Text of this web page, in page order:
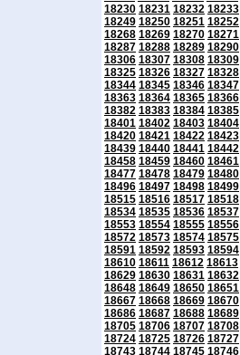
18230 18231 18232 18233
18249 18250 18251 18252
18268 18269 18270 18271
18287 18288 18289 18290
18306 18307 18308 18309
18325 18326 18327 18328
18344 18345 18346 18347
18363 18364 18365 18366
18382 18383 18384 18385
18401 18402 18403 18404
18420 18421 18422 18423
18439 18440 18441 18442
18458 18459 18460 18461
18477 18478 18479 18480
18496 18497 18498 18499
18515 18516 18517 18518
18534 18535 18536 18537
18553 18554 18555 18556
18572 18573 18574 18575
18591 18592 18593 18594
18610 18611 18612 18613
18629 18630 18631 18632
18648 18649 18650 18651
18667 18668 18669 18670
18686 18687 18688 18689
18705 18706 18707 18708
18724 18725 18726 18727
18743 18744 18745 18746